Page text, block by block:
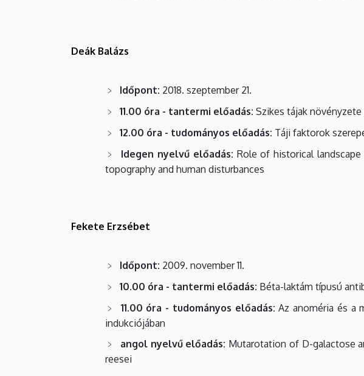
Deák Balázs
Időpont: 2018. szeptember 21.
11.00 óra - tantermi előadás: Szikes tájak
12.00 óra - tudományos előadás: Táji faktorok
Idegen nyelvű előadás: Role of historical
topography and human disturbances
Fekete Erzsébet
Időpont: 2009. november 11.
10.00 óra - tantermi előadás: Béta-laktám típusú
11.00 óra - tudományos előadás: Az anoméria és a
indukciójában
angol nyelvű előadás: Mutarotation of D-galactose
reesei